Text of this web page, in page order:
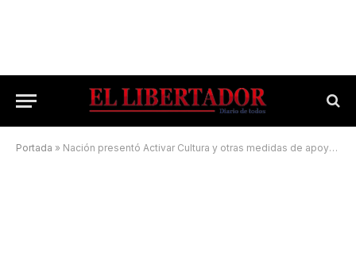
Portada » Nación presentó Activar Cultura y otras medidas de apoyo al sector